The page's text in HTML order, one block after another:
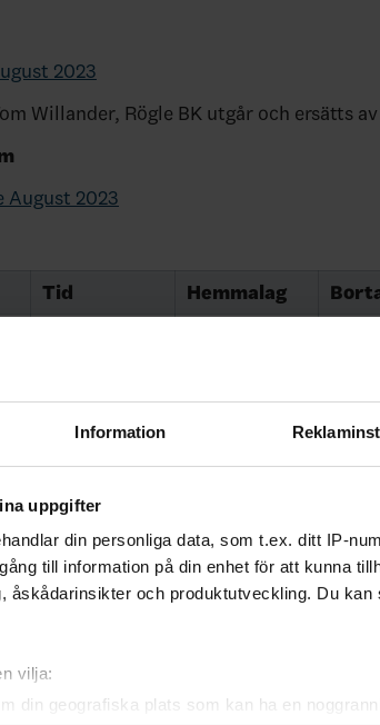
Information
uppgifter
din personliga data, som t.ex. ditt IP-
till information på din enhet för att kunna
åskådarinsikter och produktutveckling. Du
vilja:
din geografiska plats som kan ha en
2023
Willander, Rögle BK utgår och ersätts
August 2023
Tid Hemmalag
15:30
19:00 Schweiz
15:30
19:00 Tjeckien
14:00 Tjeckien
12:00